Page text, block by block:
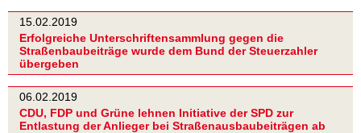
15.02.2019
Erfolgreiche Unterschriftensammlung gegen die
Straßenbaubeiträge wurde dem Bund der Steuerzahler
übergeben
06.02.2019
CDU, FDP und Grüne lehnen Initiative der SPD zur
Entlastung der Anlieger bei Straßenausbaubeiträgen ab